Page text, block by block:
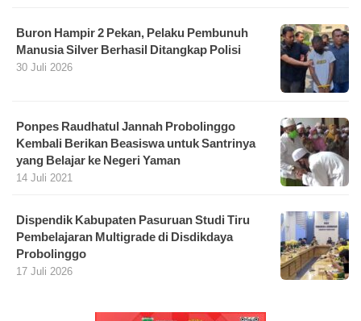
Buron Hampir 2 Pekan, Pelaku Pembunuh
Manusia Silver Berhasil Ditangkap Polisi
30 Juli 2026
Ponpes Raudhatul Jannah Probolinggo
Kembali Berikan Beasiswa untuk Santrinya
yang Belajar ke Negeri Yaman
14 Juli 2021
Dispendik Kabupaten Pasuruan Studi Tiru
Pembelajaran Multigrade di Disdikdaya
Probolinggo
17 Juli 2026